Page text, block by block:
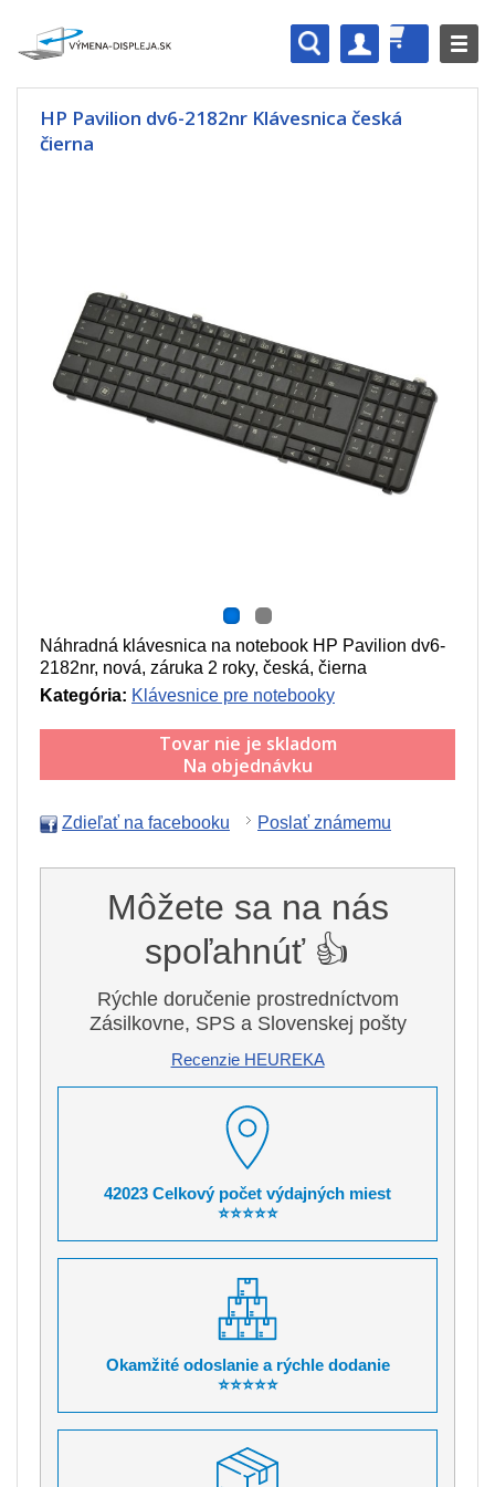
HP Pavilion dv6-2182nr Klávesnica česká
čierna
Náhradná klávesnica na notebook HP Pavilion dv6-
2182nr, nová, záruka 2 roky, česká, čierna
Kategória: Klávesnice pre notebooky
Tovar nie je skladom
Na objednávku
Zdieľať na facebooku Poslať známemu
Môžete sa na nás
spoľahnúť 👍
Rýchle doručenie prostredníctvom
Zásilkovne, SPS a Slovenskej pošty
Recenzie HEUREKA
42023 Celkový počet výdajných miest
⭐⭐⭐⭐⭐
Okamžité odoslanie a rýchle dodanie
⭐⭐⭐⭐⭐